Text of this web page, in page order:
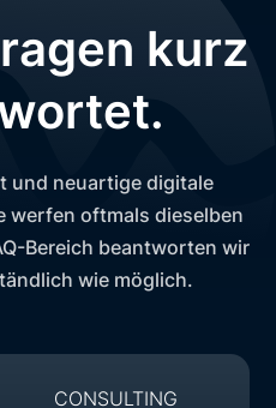
kurz
und neuartige digitale
werfen oftmals dieselben
Bereich beantworten wir
wie möglich.
CONSULTING